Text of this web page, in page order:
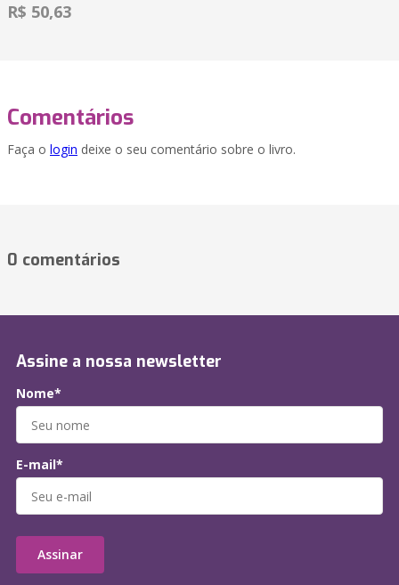
R$ 50,63
Comentários
Faça o login deixe o seu comentário sobre o livro.
0 comentários
Assine a nossa newsletter
Nome*
E-mail*
Assinar